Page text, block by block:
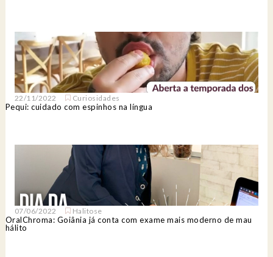
22/11/2022 Curiosidades
Pequi: cuidado com espinhos na língua
07/06/2022 Halitose
OralChroma: Goiânia já conta com exame mais moderno de mau
hálito